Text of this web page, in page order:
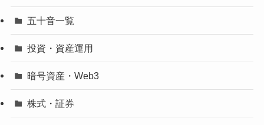
五十音一覧
投資・資産運用
暗号資産・Web3
株式・証券